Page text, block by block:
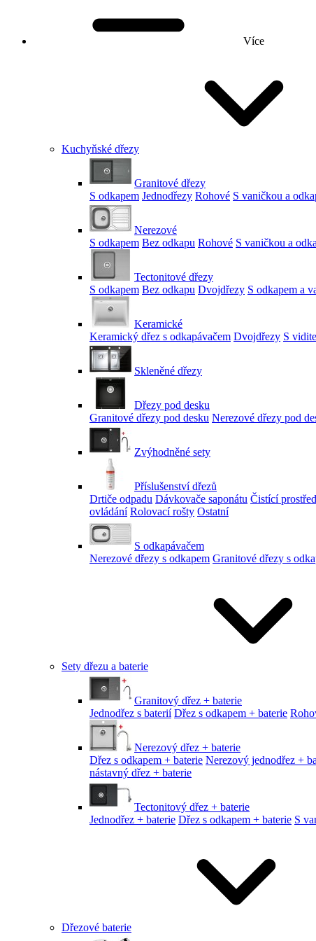
Více
Kuchyňské dřezy
Granitové dřezy
S odkapem Jednodřezy Rohové S vaničkou a
Nerezové
S odkapem Bez odkapu Rohové S vaničkou a
Tectonitové dřezy
S odkapem Bez odkapu Dvojdřezy S odkapem a
Keramické
Keramický dřez s odkapávačem Dvojdřezy S
Skleněné dřezy
Dřezy pod desku
Granitové dřezy pod desku Nerezové dřezy pod
Zvýhodněné sety
Příslušenství dřezů
Drtiče odpadu Dávkovače saponátu Čistící
ovládání Rolovací rošty Ostatní
S odkapávačem
Nerezové dřezy s odkapem Granitové dřezy s
Sety dřezu a baterie
Granitový dřez + baterie
Jednodřez s baterií Dřez s odkapem + baterie
Nerezový dřez + baterie
Dřez s odkapem + baterie Nerezový jednodřez +
nástavný dřez + baterie
Tectonitový dřez + baterie
Jednodřez + baterie Dřez s odkapem + baterie S
Dřezové baterie